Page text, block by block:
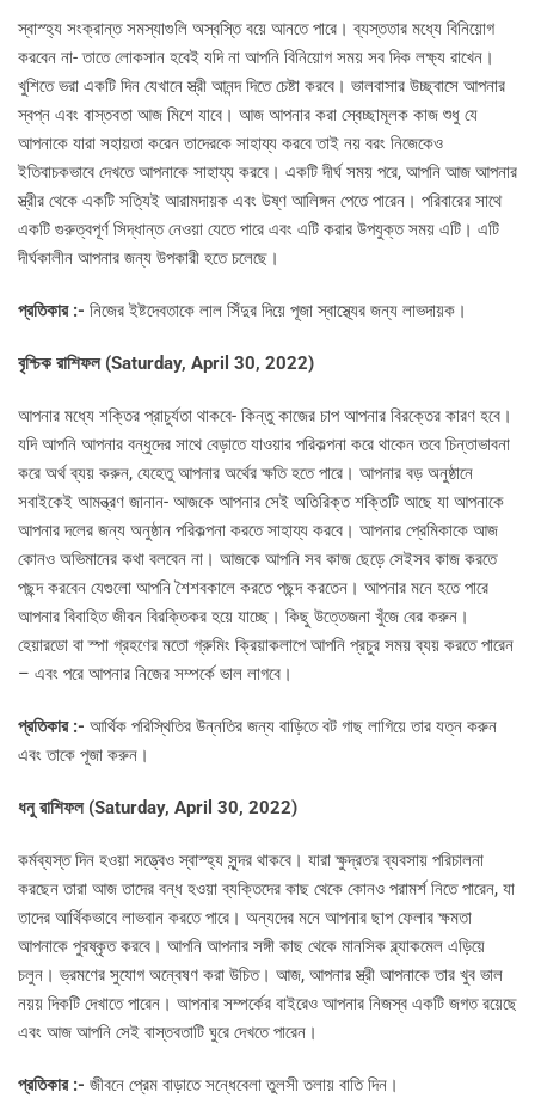
স্বাস্হ্য সংক্রান্ত সমস্যাগুলি অস্বস্তি বয়ে আনতে পারে। ব্যস্ততার মধ্যে বিনিয়োগ
করবেন না- তাতে লোকসান হবেই যদি না আপনি বিনিয়োগ সময় সব দিক লক্ষ্য রাখেন।
খুশিতে ভরা একটি দিন যেখানে স্ত্রী আনন্দ দিতে চেষ্টা করবে। ভালবাসার উচ্ছ্বাসে আপনার
স্বপ্ন এবং বাস্তবতা আজ মিশে যাবে। আজ আপনার করা স্বেচ্ছামূলক কাজ শুধু যে
আপনাকে যারা সহায়তা করেন তাদেরকে সাহায্য করবে তাই নয় বরং নিজেকেও
ইতিবাচকভাবে দেখতে আপনাকে সাহায্য করবে। একটি দীর্ঘ সময় পরে, আপনি আজ আপনার
স্ত্রীর থেকে একটি সত্যিই আরামদায়ক এবং উষ্ণ আলিঙ্গন পেতে পারেন। পরিবারের সাথে
একটি গুরুত্বপূর্ণ সিদ্ধান্ত নেওয়া যেতে পারে এবং এটি করার উপযুক্ত সময় এটি। এটি
দীর্ঘকালীন আপনার জন্য উপকারী হতে চলেছে।
প্রতিকার :- নিজের ইষ্টদেবতাকে লাল সিঁদুর দিয়ে পূজা স্বাস্থ্যের জন্য লাভদায়ক।
বৃশ্চিক রাশিফল (Saturday, April 30, 2022)
আপনার মধ্যে শক্তির প্রাচুর্যতা থাকবে- কিন্তু কাজের চাপ আপনার বিরক্তের কারণ হবে।
যদি আপনি আপনার বন্ধুদের সাথে বেড়াতে যাওয়ার পরিকল্পনা করে থাকেন তবে চিন্তাভাবনা
করে অর্থ ব্যয় করুন, যেহেতু আপনার অর্থের ক্ষতি হতে পারে। আপনার বড় অনুষ্ঠানে
সবাইকেই আমন্ত্রণ জানান- আজকে আপনার সেই অতিরিক্ত শক্তিটি আছে যা আপনাকে
আপনার দলের জন্য অনুষ্ঠান পরিকল্পনা করতে সাহায্য করবে। আপনার প্রেমিকাকে আজ
কোনও অভিমানের কথা বলবেন না। আজকে আপনি সব কাজ ছেড়ে সেইসব কাজ করতে
পছন্দ করবেন যেগুলো আপনি শৈশবকালে করতে পছন্দ করতেন। আপনার মনে হতে পারে
আপনার বিবাহিত জীবন বিরক্তিকর হয়ে যাচ্ছে। কিছু উত্তেজনা খুঁজে বের করুন।
হেয়ারডো বা স্পা গ্রহণের মতো গ্রুমিং ক্রিয়াকলাপে আপনি প্রচুর সময় ব্যয় করতে পারেন
– এবং পরে আপনার নিজের সম্পর্কে ভাল লাগবে।
প্রতিকার :- আর্থিক পরিস্থিতির উন্নতির জন্য বাড়িতে বট গাছ লাগিয়ে তার যত্ন করুন
এবং তাকে পূজা করুন।
ধনু রাশিফল (Saturday, April 30, 2022)
কর্মব্যস্ত দিন হওয়া সত্ত্বেও স্বাস্হ্য সুন্দর থাকবে। যারা ক্ষুদ্রতর ব্যবসায় পরিচালনা
করছেন তারা আজ তাদের বন্ধ হওয়া ব্যক্তিদের কাছ থেকে কোনও পরামর্শ নিতে পারেন, যা
তাদের আর্থিকভাবে লাভবান করতে পারে। অন্যদের মনে আপনার ছাপ ফেলার ক্ষমতা
আপনাকে পুরষ্কৃত করবে। আপনি আপনার সঙ্গী কাছ থেকে মানসিক ব্ল্যাকমেল এড়িয়ে
চলুন। ভ্রমণের সুযোগ অন্বেষণ করা উচিত। আজ, আপনার স্ত্রী আপনাকে তার খুব ভাল
নয়য় দিকটি দেখাতে পারেন। আপনার সম্পর্কের বাইরেও আপনার নিজস্ব একটি জগত রয়েছে
এবং আজ আপনি সেই বাস্তবতাটি ঘুরে দেখতে পারেন।
প্রতিকার :- জীবনে প্রেম বাড়াতে সন্ধেবেলা তুলসী তলায় বাতি দিন।